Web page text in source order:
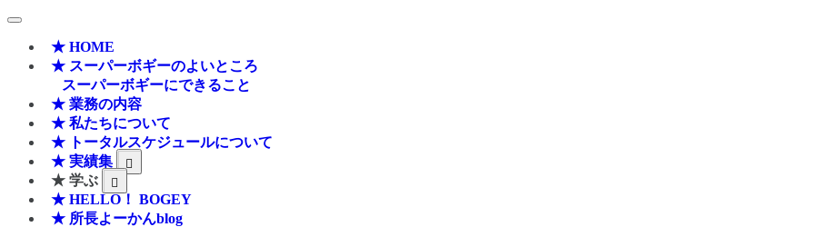
★ HOME
★ スーパーボギーのよいところ
スーパーボギーにできること
★ 業務の内容
★ 私たちについて
★ トータルスケジュールについて
★ 実績集
★ 学ぶ
★ HELLO！ BOGEY
★ 所長よーかんblog